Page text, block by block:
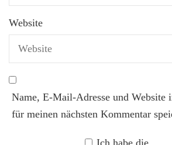
Website
Name, E-Mail-Adresse und Website
für meinen nächsten Kommentar
Ich habe die